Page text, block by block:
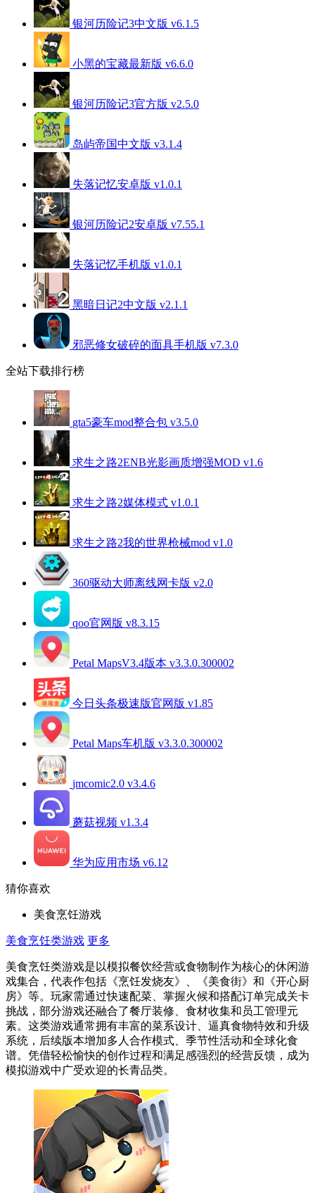
银河历险记3中文版 v6.1.5
小黑的宝藏最新版 v6.6.0
银河历险记3官方版 v2.5.0
岛屿帝国中文版 v3.1.4
失落记忆安卓版 v1.0.1
银河历险记2安卓版 v7.55.1
失落记忆手机版 v1.0.1
黑暗日记2中文版 v2.1.1
邪恶修女破碎的面具手机版 v7.3.0
全站下载排行榜
gta5豪车mod整合包 v3.5.0
求生之路2ENB光影画质增强MOD v1.6
求生之路2媒体模式 v1.0.1
求生之路2我的世界枪械mod v1.0
360驱动大师离线网卡版 v2.0
qoo官网版 v8.3.15
Petal MapsV3.4版本 v3.3.0.300002
今日头条极速版官网版 v1.85
Petal Maps车机版 v3.3.0.300002
jmcomic2.0 v3.4.6
蘑菇视频 v1.3.4
华为应用市场 v6.12
猜你喜欢
美食烹饪游戏
美食烹饪类游戏 更多
美食烹饪类游戏是以模拟餐饮经营或食物制作为核心的休闲游
戏集合，代表作包括《烹饪发烧友》、《美食街》和《开心厨
房》等。玩家需通过快速配菜、掌握火候和搭配订单完成关卡
挑战，部分游戏还融合了餐厅装修、食材收集和员工管理元
素。这类游戏通常拥有丰富的菜系设计、逼真食物特效和升级
系统，后续版本增加多人合作模式、季节性活动和全球化食
谱。凭借轻松愉快的创作过程和满足感强烈的经营反馈，成为
模拟游戏中广受欢迎的长青品类。